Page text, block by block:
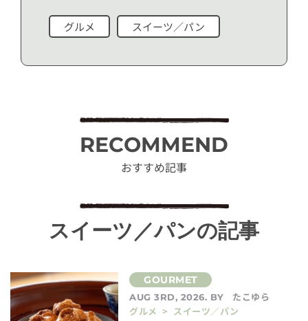
グルメ スイーツ／パン
RECOMMEND
おすすめ記事
スイーツ／パンの記事
AUG 3RD, 2026. BY
たこゆら
グルメ > スイーツ／パン